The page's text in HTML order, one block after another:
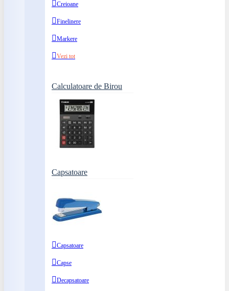
Creioane
Finelinere
Markere
Vezi tot
Calculatoare de Birou
Capsatoare
Capsatoare
Capse
Decapsatoare